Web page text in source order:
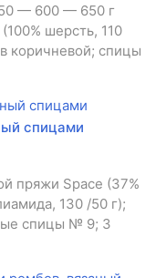
— 600 — 650 г
шерсть, 110
коричневой; спицы
спицами
пряжи Space (37%
130 /50 г);
спицы № 9; 3